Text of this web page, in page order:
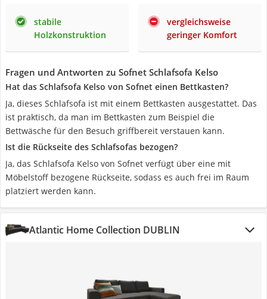
stabile
Holzkonstruktion
vergleichsweise
geringer Komfort
Fragen und Antworten zu Sofnet Schlafsofa Kelso
Hat das Schlafsofa Kelso von Sofnet einen Bettkasten?
Ja, dieses Schlafsofa ist mit einem Bettkasten ausgestattet. Das
ist praktisch, da man im Bettkasten zum Beispiel die
Bettwäsche für den Besuch griffbereit verstauen kann.
Ist die Rückseite des Schlafsofas bezogen?
Ja, das Schlafsofa Kelso von Sofnet verfügt über eine mit
Möbelstoff bezogene Rückseite, sodass es auch frei im Raum
platziert werden kann.
Atlantic Home Collection DUBLIN